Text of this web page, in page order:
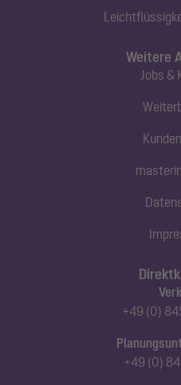
+49 (0)
+49 (0)
Weitere
Jobs &